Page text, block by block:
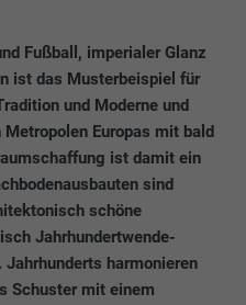
Fußball, imperialer Glanz
ist das Musterbeispiel für
und Moderne und
Europas mit bald
ist damit ein
sind
schöne
Jahrhundertwende-
harmonieren
Schuster mit einem